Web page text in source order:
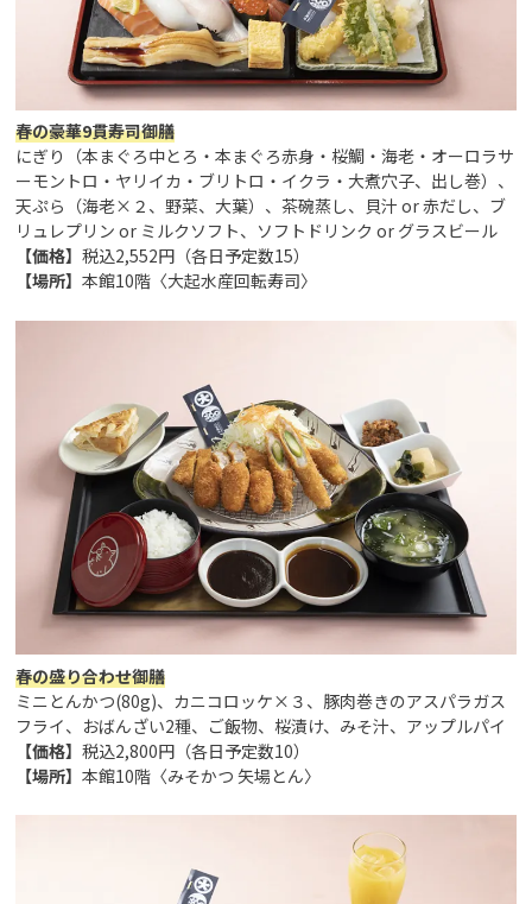
春の豪華9貫寿司御膳
にぎり（本まぐろ中とろ・本まぐろ赤身・桜鯛・海老・オーロラサ
ーモントロ・ヤリイカ・ブリトロ・イクラ・大煮穴子、出し巻）、
天ぷら（海老×２、野菜、大葉）、茶碗蒸し、貝汁 or 赤だし、ブ
リュレプリン or ミルクソフト、ソフトドリンク or グラスビール
【価格】税込2,552円（各日予定数15）
【場所】本館10階〈大起水産回転寿司〉
春の盛り合わせ御膳
ミニとんかつ(80g)、カニコロッケ×３、豚肉巻きのアスパラガス
フライ、おばんざい2種、ご飯物、桜漬け、みそ汁、アップルパイ
【価格】税込2,800円（各日予定数10）
【場所】本館10階〈みそかつ 矢場とん〉